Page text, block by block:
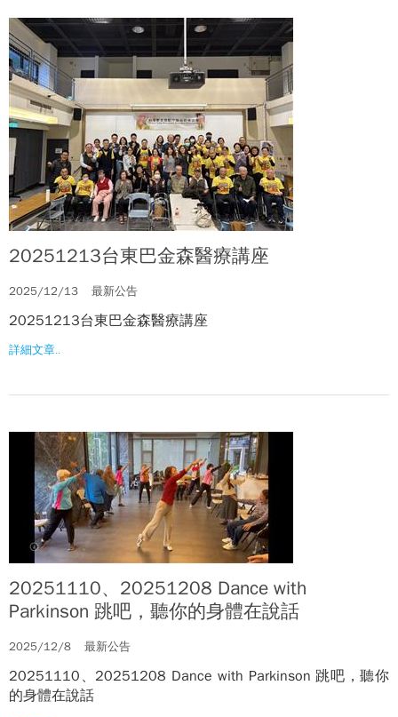
20251213台東巴金森醫療講座
2025/12/13 最新公告
20251213台東巴金森醫療講座
詳細文章..
20251110、20251208 Dance with
Parkinson 跳吧，聽你的身體在說話
2025/12/8 最新公告
20251110、20251208 Dance with Parkinson 跳吧，聽你
的身體在說話